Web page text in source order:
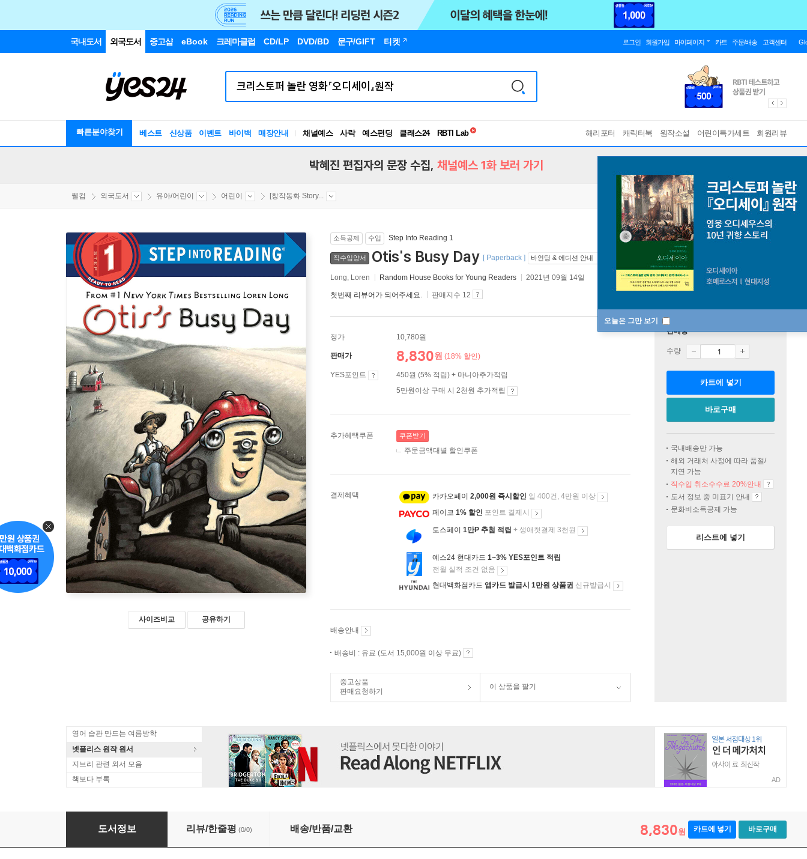
국내도서 외국도서 중고샵 eBook 크레마클럽 CD/LP DVD/BD 문구/GIFT 티켓 로그인 회원가입 마이페이지 카트 주문/배송 고객센터
빠른분야찾기 베스트 신상품 이벤트 바이백 매장안내 채널예스 사락 예스펀딩 클래스24
RBTI Lab
독서유형검사
해리포터 캐릭터북 원작소설 어린이특가세트 회원리뷰
오늘은 그만 보기
박혜진 편집자의 문장 수집, 채널예스 1화 보러 가기
웰컴 외국도서 유아/어린이 어린이 [창작동화 Story...
사이즈비교 공유하기
소득공제 수입 Step Into Reading 1
직수입양서 Otis's Busy Day [ Paperback ] 바인딩 & 에디션 안내
Long, Loren Random House Books for Young Readers 2021년 09월 14일
첫번째 리뷰어가 되어주세요. 판매지수 12
정가 10,780원
판매가 8,830원 (18% 할인)
YES포인트
450원 (5% 적립) + 마니아추가적립
5만원이상 구매 시 2천원 추가적립
추가혜택쿠폰 쿠폰받기
주문금액대별 할인쿠폰
결제혜택 카카오페이 2,000원 즉시할인 일 400건, 4만원 이상
페이코 1% 할인 포인트 결제시
토스페이 1만P 추첨 적립 + 생애첫결제 3천원
예스24 현대카드 1~3% YES포인트 적립
전월 실적 조건 없음
현대백화점카드 앱카드 발급시 1만원 상품권 신규발급시
배송안내
배송비 : 유료 (도서 15,000원 이상 무료)
중고상품
판매요청하기
이 상품을 팔기
판매중
수량
카트에 넣기
바로구매
국내배송만 가능
해외 거래처 사정에 따라 품절/
지연 가능
직수입 취소수수료 20%안내
도서 정보 중 미표기 안내
문화비소득공제 가능
리스트에 넣기
영어 습관 만드는 여름방학
넷플리스 원작 원서
지브리 관련 외서 모음
책보다 부록
AD
Otis's Busy Day
도서정보 리뷰/한줄평 (0/0) 배송/반품/교환 8,830원 카트에 넣기 바로구매